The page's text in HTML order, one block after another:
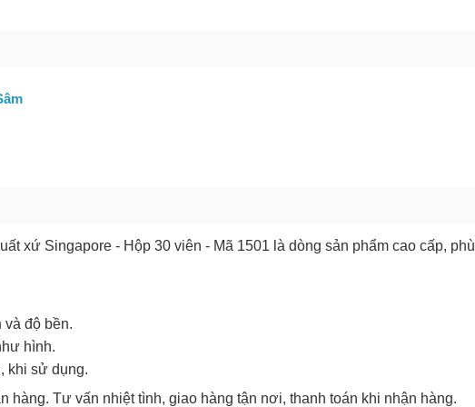
xứ Singapore - Hộp 30 viên - Mã 1501 là dòng sản phẩm cao cấp, phù
độ bền.
hình.
khi sử dụng.
hàng. Tư vấn nhiệt tình, giao hàng tận nơi, thanh toán khi nhận hàng.